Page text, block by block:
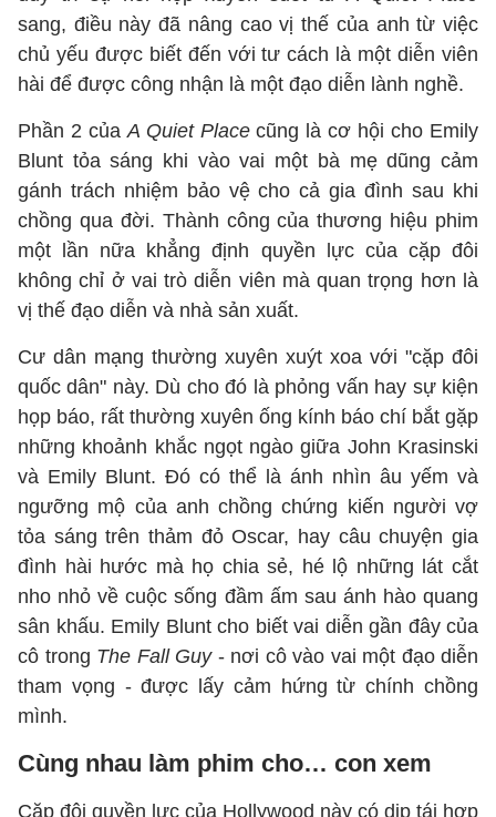
sang, điều này đã nâng cao vị thế của anh từ việc
chủ yếu được biết đến với tư cách là một diễn viên
hài để được công nhận là một đạo diễn lành nghề.
Phần 2 củaA Quiet Placecũng là cơ hội cho Emily
Blunt tỏa sáng khi vào vai một bà mẹ dũng cảm
gánh trách nhiệm bảo vệ cho cả gia đình sau khi
chồng qua đời. Thành công của thương hiệu phim
một lần nữa khẳng định quyền lực của cặp đôi
không chỉ ở vai trò diễn viên mà quan trọng hơn là
vị thế đạo diễn và nhà sản xuất.
Cư dân mạng thường xuyên xuýt xoa với "cặp đôi
quốc dân" này. Dù cho đó là phỏng vấn hay sự kiện
họp báo, rất thường xuyên ống kính báo chí bắt gặp
những khoảnh khắc ngọt ngào giữa John Krasinski
và Emily Blunt. Đó có thể là ánh nhìn âu yếm và
ngưỡng mộ của anh chồng chứng kiến người vợ
tỏa sáng trên thảm đỏ Oscar, hay câu chuyện gia
đình hài hước mà họ chia sẻ, hé lộ những lát cắt
nho nhỏ về cuộc sống đầm ấm sau ánh hào quang
sân khấu. Emily Blunt cho biết vai diễn gần đây của
cô trong The Fall Guy- nơi cô vào vai một đạo diễn
tham vọng - được lấy cảm hứng từ chính chồng
mình.
Cùng nhau làm phim cho… con xem
Cặp đôi quyền lực của Hollywood này có dịp tái hợp